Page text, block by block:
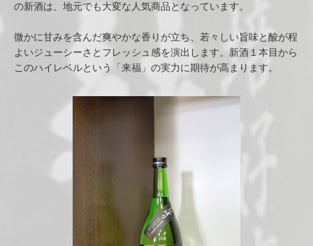
の新酒は、地元でも大変な人気商品となっています。
微かに甘みを含んだ爽やかな香りが立ち、若々しい旨味と酸が程
よいジューシーさとフレッシュ感を演出します。新酒１本目から
このハイレベルという「来福」の実力に期待が高まります。